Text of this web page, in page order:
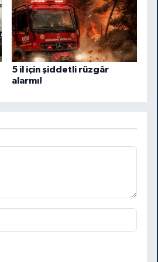
5 il için şiddetli rüzgâr
alarmı!